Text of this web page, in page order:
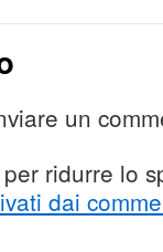
un
ridurre lo
dai